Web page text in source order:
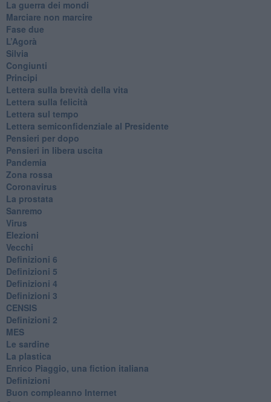
​La guerra dei mondi
Marciare non marcire
Fase due
L’Agorà
Silvia
Congiunti
Principi
​Lettera sulla brevità della vita
​Lettera sulla felicità
​Lettera sul tempo
Lettera semiconfidenziale al Presidente
Pensieri per dopo
​Pensieri in libera uscita
Pandemia
Zona rossa
Coronavirus
La prostata
Sanremo
Virus
Elezioni
Vecchi
Definizioni 6
Definizioni 5
Definizioni 4
Definizioni 3
CENSIS
​Definizioni 2
MES
Le sardine
La plastica
​Enrico Piaggio, una fiction italiana
Definizioni
​Buon compleanno Internet